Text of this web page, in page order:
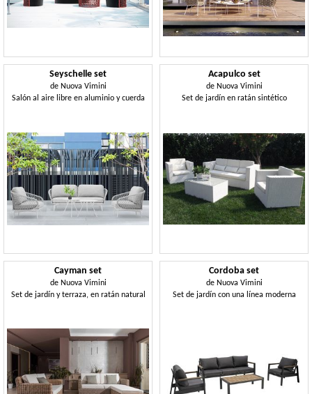
Seyschelle set
de Nuova Vimini
Salón al aire libre en aluminio y cuerda
Acapulco set
de Nuova Vimini
Set de jardín en ratán sintético
Cayman set
de Nuova Vimini
Set de jardín y terraza, en ratán natural
Cordoba set
de Nuova Vimini
Set de jardín con una línea moderna